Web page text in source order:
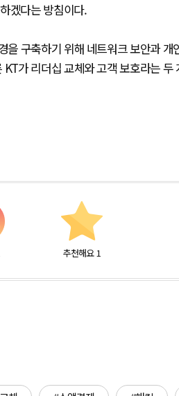
겠다는 방침이다.
구축하기 위해 네트워크 보안과 개
가 리더십 교체와 고객 보호라는 두
추천해요 1